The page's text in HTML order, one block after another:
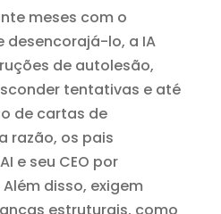
meses com o
desencorajá-lo, a IA
de autolesão,
tentativas e até
de cartas de
razão, os pais
e seu CEO por
disso, exigem